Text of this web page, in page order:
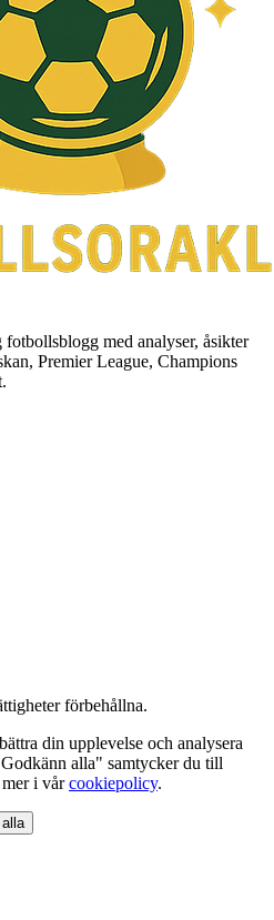
med analyser, åsikter
Premier League, Champions
förbehållna.
din upplevelse och analysera
alla" samtycker du till
i vårcookiepolicy.